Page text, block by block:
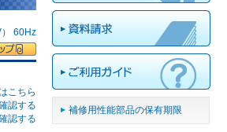
60Hz
こちら
認する
認する
補修用性能部品の保有期限